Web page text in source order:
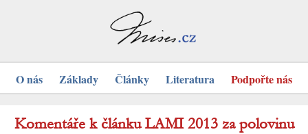
O nás Základy Články Literatura Podpořte nás
Komentáře k článku LAMI 2013 za polovinu